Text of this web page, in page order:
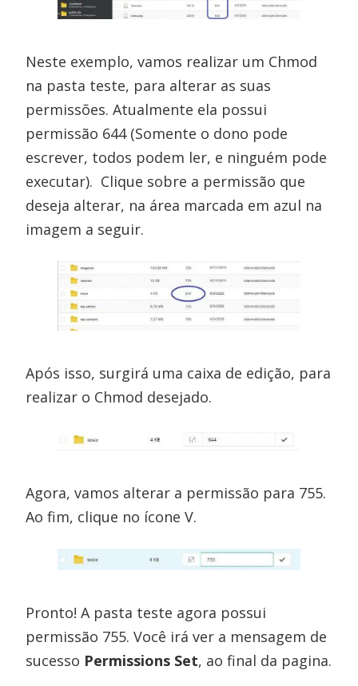
Neste exemplo, vamos realizar um Chmod
na pasta teste, para alterar as suas
permissões. Atualmente ela possui
permissão 644 (Somente o dono pode
escrever, todos podem ler, e ninguém pode
executar). Clique sobre a permissão que
deseja alterar, na área marcada em azul na
imagem a seguir.
Após isso, surgirá uma caixa de edição, para
realizar o Chmod desejado.
Agora, vamos alterar a permissão para 755.
Ao fim, clique no ícone V.
Pronto! A pasta teste agora possui
permissão 755. Você irá ver a mensagem de
sucesso Permissions Set, ao final da pagina.